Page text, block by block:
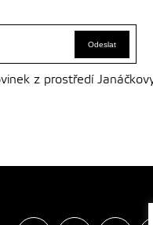
z prostředí